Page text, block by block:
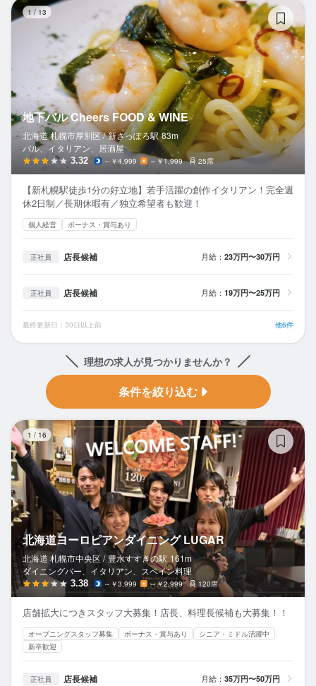
1/13
地下バル Cheers FOOD & WINE
北海道 札幌市厚別区 / 新さっぽろ駅 83m
バル、イタリアン、居酒屋
3.32 ～￥4,999 ～￥1,999 25席
【新札幌駅徒歩1分の好立地】若手活躍の創作イタリアン！完全週
休2日制／長期休暇有／独立希望者も歓迎！
個人経営 ボーナス・賞与あり
正社員 店長候補 月給： 23万円〜30万円
正社員 店長候補 月給： 19万円〜25万円
最終更新日：30日以上前 他6件
理想の求人が見つかりませんか？
条件を絞り込む
1 / 16
北海道ヨーロピアンダイニング LUGAR
北海道 札幌市中央区 / 豊水すすきの駅 161m
ダイニングバー、イタリアン、スペイン料理
3.38 ～￥3,999 ～￥2,999 120席
店舗拡大につきスタッフ大募集！店長、料理長候補も大募集！！
オープニングスタッフ募集 ボーナス・賞与あり
シニア・ミドル活躍中
新卒歓迎
正社員 店長候補 月給： 35万円〜50万円